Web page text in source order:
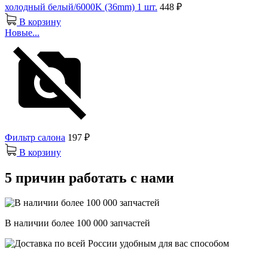
холодный белый/6000K (36mm) 1 шт. 448 ₽
В корзину
Новые...
Фильтр салона 197 ₽
В корзину
5 причин работать с нами
В наличии более 100 000 запчастей